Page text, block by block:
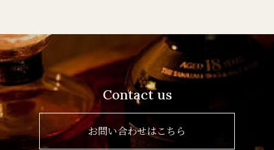
Contact us
お問い合わせはこちら